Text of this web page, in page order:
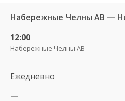
12:00
Набережные Челны АВ
Ежедневно
—